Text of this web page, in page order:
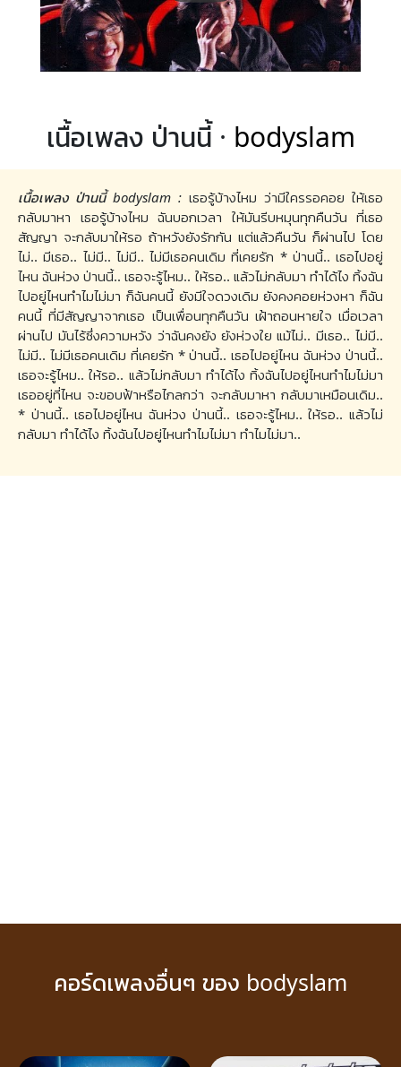
เนื้อเพลง ป่านนี้ · bodyslam
เนื้อเพลง ป่านนี้ bodyslam : เธอรู้บ้างไหม ว่ามีใครรอคอย ให้เธอ
กลับมาหา เธอรู้บ้างไหม ฉันบอกเวลา ให้มันรีบหมุนทุกคืนวัน ที่เธอ
สัญญา จะกลับมาให้รอ ถ้าหวังยังรักกัน แต่แล้วคืนวัน ก็ผ่านไป โดย
ไม่.. มีเธอ.. ไม่มี.. ไม่มี.. ไม่มีเธอคนเดิม ที่เคยรัก * ป่านนี้.. เธอไปอยู่
ไหน ฉันห่วง ป่านนี้.. เธอจะรู้ไหม.. ให้รอ.. แล้วไม่กลับมา ทำได้ไง ทิ้งฉัน
ไปอยู่ไหนทำไมไม่มา ก็ฉันคนนี้ ยังมีใจดวงเดิม ยังคงคอยห่วงหา ก็ฉัน
คนนี้ ที่มีสัญญาจากเธอ เป็นเพื่อนทุกคืนวัน เฝ้าถอนหายใจ เมื่อเวลา
ผ่านไป มันไร้ซึ่งความหวัง ว่าฉันคงยัง ยังห่วงใย แม้ไม่.. มีเธอ.. ไม่มี..
ไม่มี.. ไม่มีเธอคนเดิม ที่เคยรัก * ป่านนี้.. เธอไปอยู่ไหน ฉันห่วง ป่านนี้..
เธอจะรู้ไหม.. ให้รอ.. แล้วไม่กลับมา ทำได้ไง ทิ้งฉันไปอยู่ไหนทำไมไม่มา
เธออยู่ที่ไหน จะขอบฟ้าหรือไกลกว่า จะกลับมาหา กลับมาเหมือนเดิม..
* ป่านนี้.. เธอไปอยู่ไหน ฉันห่วง ป่านนี้.. เธอจะรู้ไหม.. ให้รอ.. แล้วไม่
กลับมา ทำได้ไง ทิ้งฉันไปอยู่ไหนทำไมไม่มา ทำไมไม่มา..
คอร์ดเพลงอื่นๆ ของ bodyslam